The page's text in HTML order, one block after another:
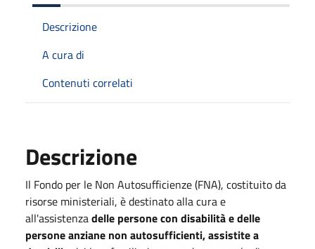
Descrizione
A cura di
Contenuti correlati
Descrizione
Il Fondo per le Non Autosufficienze (FNA), costituito da
risorse ministeriali, è destinato alla cura e
all'assistenzadelle persone con disabilità e delle
persone anziane non autosufficienti, assistite a